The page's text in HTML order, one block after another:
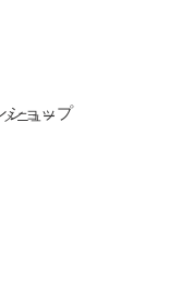
メニュー
ショップ